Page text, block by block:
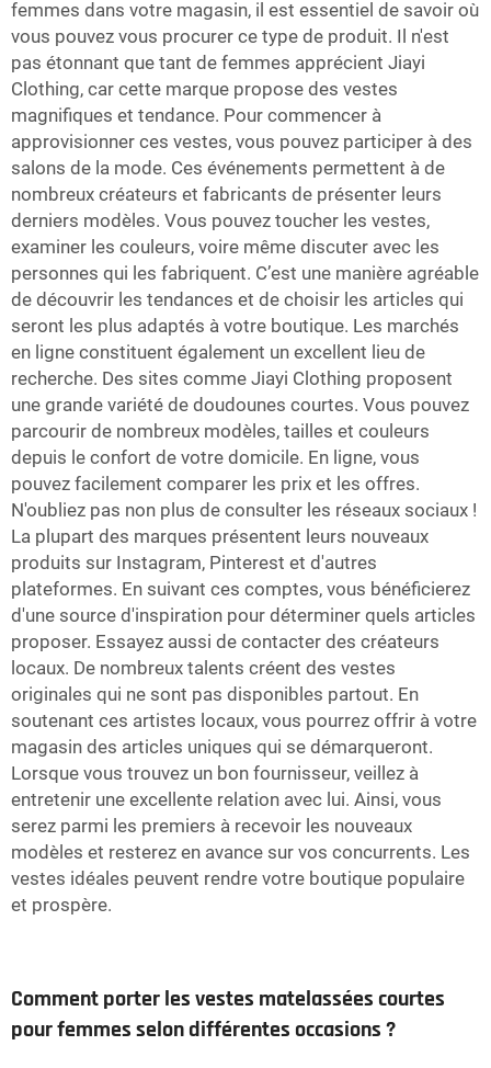
femmes dans votre magasin, il est essentiel de savoir où
vous pouvez vous procurer ce type de produit. Il n'est
pas étonnant que tant de femmes apprécient Jiayi
Clothing, car cette marque propose des vestes
magnifiques et tendance. Pour commencer à
approvisionner ces vestes, vous pouvez participer à des
salons de la mode. Ces événements permettent à de
nombreux créateurs et fabricants de présenter leurs
derniers modèles. Vous pouvez toucher les vestes,
examiner les couleurs, voire même discuter avec les
personnes qui les fabriquent. C’est une manière agréable
de découvrir les tendances et de choisir les articles qui
seront les plus adaptés à votre boutique. Les marchés
en ligne constituent également un excellent lieu de
recherche. Des sites comme Jiayi Clothing proposent
une grande variété de doudounes courtes. Vous pouvez
parcourir de nombreux modèles, tailles et couleurs
depuis le confort de votre domicile. En ligne, vous
pouvez facilement comparer les prix et les offres.
N'oubliez pas non plus de consulter les réseaux sociaux !
La plupart des marques présentent leurs nouveaux
produits sur Instagram, Pinterest et d'autres
plateformes. En suivant ces comptes, vous bénéficierez
d'une source d'inspiration pour déterminer quels articles
proposer. Essayez aussi de contacter des créateurs
locaux. De nombreux talents créent des vestes
originales qui ne sont pas disponibles partout. En
soutenant ces artistes locaux, vous pourrez offrir à votre
magasin des articles uniques qui se démarqueront.
Lorsque vous trouvez un bon fournisseur, veillez à
entretenir une excellente relation avec lui. Ainsi, vous
serez parmi les premiers à recevoir les nouveaux
modèles et resterez en avance sur vos concurrents. Les
vestes idéales peuvent rendre votre boutique populaire
et prospère.
Comment porter les vestes matelassées courtes
pour femmes selon différentes occasions ?